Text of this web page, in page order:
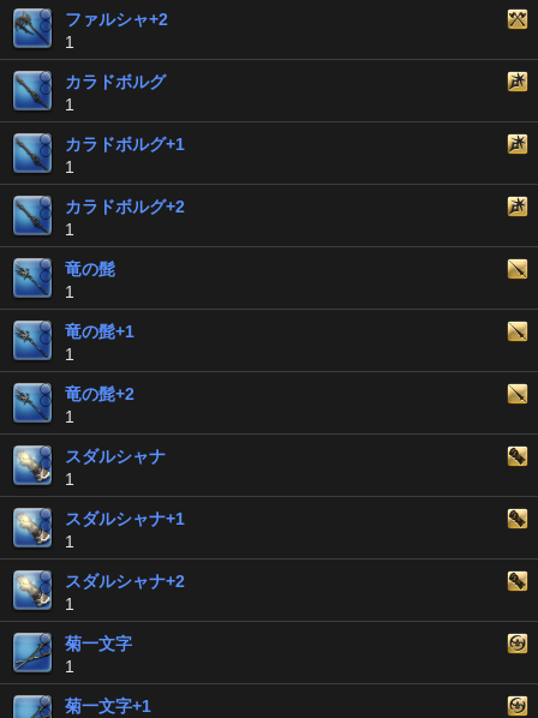
ファルシャ+2
1
カラドボルグ
1
カラドボルグ+1
1
カラドボルグ+2
1
竜の髭
1
竜の髭+1
1
竜の髭+2
1
スダルシャナ
1
スダルシャナ+1
1
スダルシャナ+2
1
菊一文字
1
菊一文字+1